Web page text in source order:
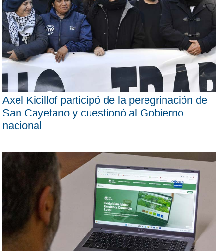
Axel Kicillof participó de la peregrinación de
San Cayetano y cuestionó al Gobierno
nacional